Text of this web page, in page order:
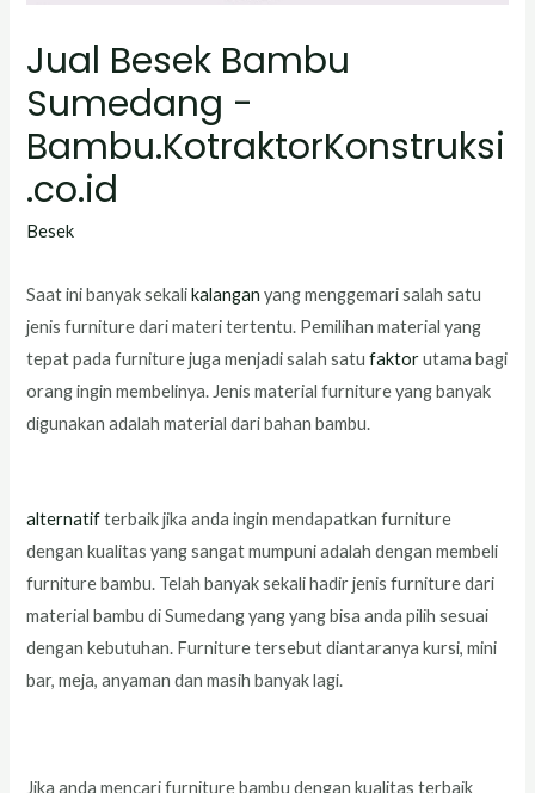
Jual Besek Bambu
Sumedang -
Bambu.KotraktorKonstruksi
.co.id
Besek
Saat ini banyak sekalikalangan yang menggemari salah satu
jenis furniture dari materi tertentu. Pemilihan material yang
tepat pada furniture juga menjadi salah satufaktorutama bagi
orang ingin membelinya. Jenis material furniture yang banyak
digunakan adalah material dari bahan bambu.
alternatifterbaik jika anda ingin mendapatkan furniture
dengan kualitas yang sangat mumpuni adalah dengan membeli
furniture bambu. Telah banyak sekali hadir jenis furniture dari
material bambu di Sumedang yang yang bisa anda pilih sesuai
dengan kebutuhan. Furniture tersebut diantaranya kursi, mini
bar, meja, anyaman dan masih banyak lagi.
Jika anda mencari furniture bambu dengan kualitas terbaik